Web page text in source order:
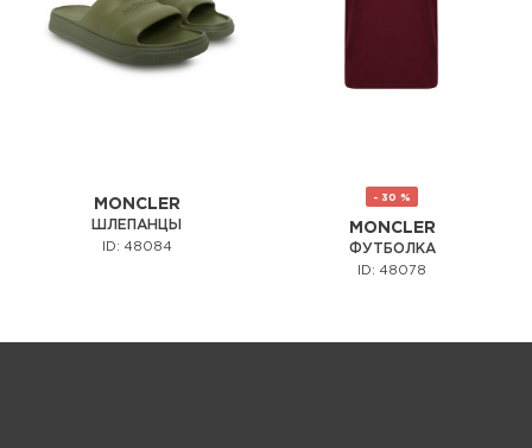
MONCLER
ШЛЕПАНЦЫ
ID: 48084
- 30 %
MONCLER
ФУТБОЛКА
ID: 48078